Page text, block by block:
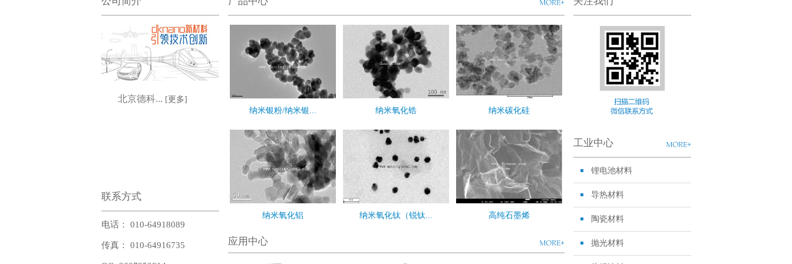
北京德科... [更多]
联系方式
电话： 010-64918089
传真： 010-64916735
纳米银粉/纳米银... 纳米氧化锆 纳米碳化硅
纳米氧化铝 纳米氧化钛（锐钛... 高纯石墨烯
应用中心
工业中心
锂电池材料
导热材料
陶瓷材料
抛光材料